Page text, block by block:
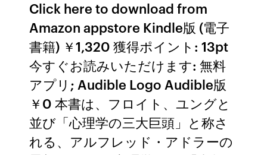
Click here to download from
Amazon appstore Kindle版 (電子
書籍) ￥1,320 獲得ポイント: 13pt
今すぐお読みいただけます: 無料
アプリ; Audible Logo Audible版
￥0 本書は、フロイト、ユングと
並び「心理学の三大巨頭」と称さ
れる、アルフレッド・アドラーの